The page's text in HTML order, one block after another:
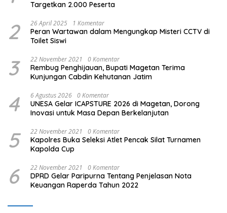
Targetkan 2.000 Peserta
2 26 April 2025 1 Komentar
Peran Wartawan dalam Mengungkap Misteri CCTV di
Toilet Siswi
3 22 November 2021 0 Komentar
Rembug Penghijauan, Bupati Magetan Terima
Kunjungan Cabdin Kehutanan Jatim
4 6 Agustus 2026 0 Komentar
UNESA Gelar ICAPSTURE 2026 di Magetan, Dorong
Inovasi untuk Masa Depan Berkelanjutan
5 22 November 2021 0 Komentar
Kapolres Buka Seleksi Atlet Pencak Silat Turnamen
Kapolda Cup
6 22 November 2021 0 Komentar
DPRD Gelar Paripurna Tentang Penjelasan Nota
Keuangan Raperda Tahun 2022